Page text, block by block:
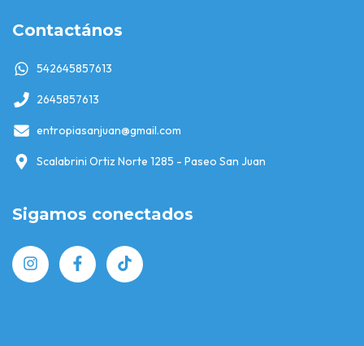
Contactános
542645857613
2645857613
entropiasanjuan@gmail.com
Scalabrini Ortiz Norte 1285 - Paseo San Juan
Sigamos conectados